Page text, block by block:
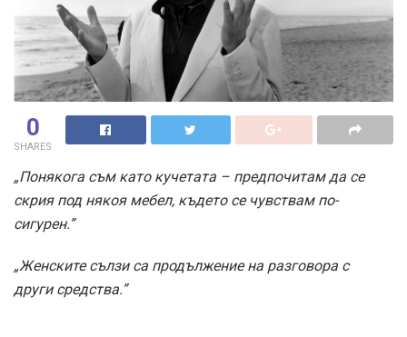
0
SHARES
„Понякога съм като кучетата – предпочитам да се
скрия под някоя мебел, където се чувствам по-
сигурен.”
„Женските сълзи са продължение на разговора с
други средства.”